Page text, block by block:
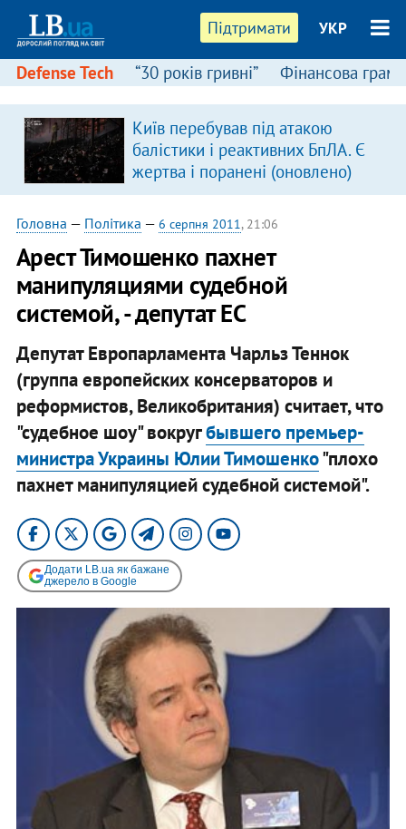
Підтримати УКР
Defense Tech “30 років гривні” Фінансова
Київ перебував під атакою
балістики і реактивних БпЛА. Є
жертва і поранені (оновлено)
Головна — Політика — 6 серпня 2011, 21:06
Арест Тимошенко пахнет
манипуляциями судебной
системой, - депутат ЕС
Депутат Европарламента Чарльз Теннок
(группа европейских консерваторов и
реформистов, Великобритания) считает, что
"судебное шоу" вокругбывшего премьер-
министра Украины Юлии Тимошенко"плохо
пахнет манипуляцией судебной системой".
Додати LB.ua як бажане
джерело в Google